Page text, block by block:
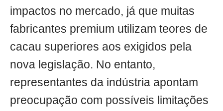
impactos no mercado, já que muitas
fabricantes premium utilizam teores de
cacau superiores aos exigidos pela
nova legislação. No entanto,
representantes da indústria apontam
preocupação com possíveis limitações